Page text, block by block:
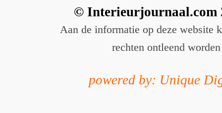
© Interieurjournaal.com
Aan de informatie op deze website
rechten ontleend worden
powered by: Unique